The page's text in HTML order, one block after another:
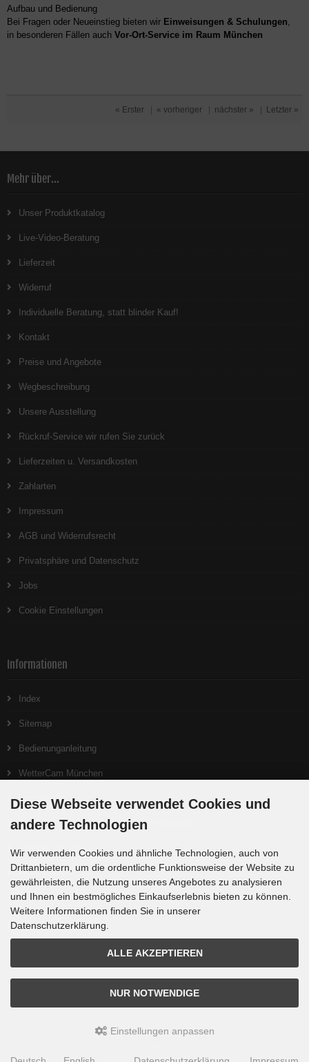
Aufbau und Bedienung
Bei Fragen oder Neueinstieg bieten wir Einweisungen & Schulungen,
in besonderen Fällen auch Vor-Ort-Service im Raum München
« Erster « vorheriger nächster » Letzter »
Mehr über...
Unser Produktkatalog
Live-Video-Beratung
Lieferzeit
Widerruf
Individuelle Beratung, statt blinder Kauf!
Kontakt
Preise und Angebote
Wegbeschreibung
Unsere Ausstellung
Rückruf-Service wir rufen Sie zurück
Lieferzeiten u. Versandkosten
Zahlarten
Impressum
AGB und Widerrufsrecht
Privatsphäre und Datenschutz
Jobs
Cookie Einstellungen
Informationen
Index
Sitemap
Bedienunganleitung
WetterCam München
Neuigkeiten
Ein gutes Teleskop beginnt bei der Beratung
Interessante Links
Produktlisten
Zahlungsmethoden
Sprachvariablen befinden sich in der Datei tpl_modified/lang/german/lang_german.custom.
modified eCommerce Shopsoftware © 2009-2026
Diese Webseite verwendet Cookies und
andere Technologien
Wir verwenden Cookies und ähnliche Technologien, auch von
Drittanbietern, um die ordentliche Funktionsweise der Website zu
gewährleisten, die Nutzung unseres Angebotes zu analysieren
und Ihnen ein bestmögliches Einkaufserlebnis bieten zu können.
Weitere Informationen finden Sie in unserer
Datenschutzerklärung.
ALLE AKZEPTIEREN
NUR NOTWENDIGE
Einstellungen anpassen